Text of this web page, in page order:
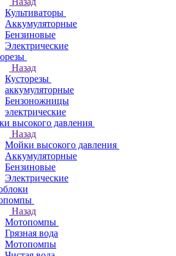
Культиваторы
Аккумуляторные
Бензиновые
Электрические
Назад
Кусторезы
аккумуляторные
Бензоножницы
электрические
высокого давления
Назад
Мойки высокого давления
Аккумуляторные
Бензиновые
Электрические
Назад
Мотопомпы
Грязная вода
Мотопомпы